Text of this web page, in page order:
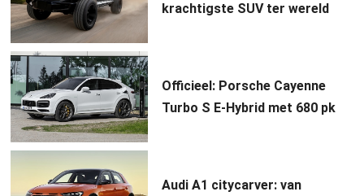
krachtigste SUV ter wereld
Officieel: Porsche Cayenne
Turbo S E-Hybrid met 680 pk
Audi A1 citycarver: van